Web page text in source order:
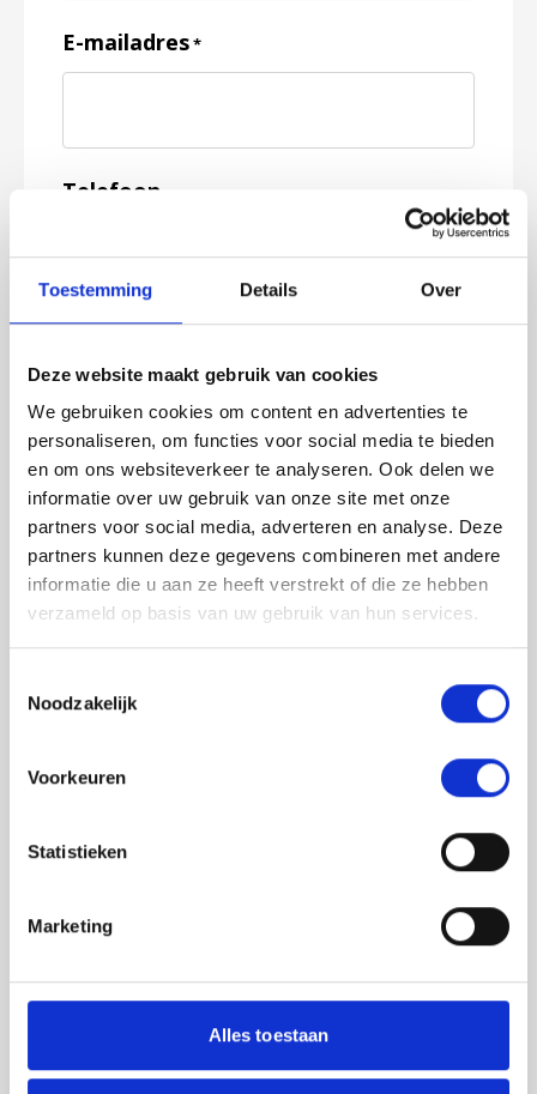
Toestemming Details Over
Deze website maakt gebruik van cookies
We gebruiken cookies om content en advertenties te
personaliseren, om functies voor social media te bieden
en om ons websiteverkeer te analyseren. Ook delen we
informatie over uw gebruik van onze site met onze
partners voor social media, adverteren en analyse. Deze
partners kunnen deze gegevens combineren met andere
informatie die u aan ze heeft verstrekt of die ze hebben
verzameld op basis van uw gebruik van hun services.
Noodzakelijk
Voorkeuren
Statistieken
Marketing
Alles toestaan
E-mailadres*
Telefoon
Jouw feedback wordt verwerkt door de
adviseurs van het team richtlijnen NCJ. Als zij
feedback meegenomen wordt met de
Ik ga akkoord dat mijn gegevens
worden gedeeld met de
zijn bij deze JGZ-richtlijn.